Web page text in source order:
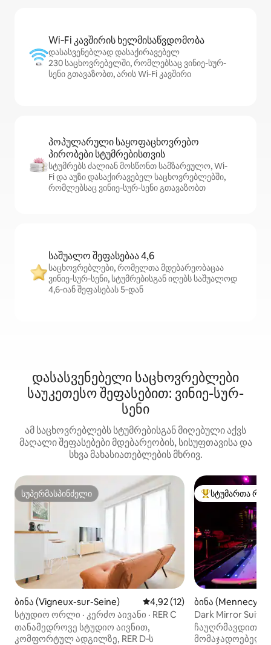
Wi‑Fi კავშირის ხელმისაწვდომობა
დასასვენებლად დასაქირავებელ
230 საცხოვრებელში, რომლებსაც ვინიე-სურ-
სენი გთავაზობთ, არის Wi‑Fi კავშირი
პოპულარული საყოფაცხოვრებო
პირობები სტუმრებისთვის
სტუმრებს ძალიან მოსწონთ სამზარეულო, Wi-
Fi და აუზი დასაქირავებელ საცხოვრებლებში,
რომლებსაც ვინიე-სურ-სენი გთავაზობთ
საშუალო შეფასებაა 4,6
საცხოვრებლები, რომელთა მდებარეობაცაა
ვინიე-სურ-სენი, სტუმრებისგან იღებს საშუალოდ
4,6‑იან შეფასებას 5‑დან
დასასვენებელი საცხოვრებლები
საუკეთესო შეფასებით: ვინიე-სურ-
სენი
ამ საცხოვრებლებს სტუმრებისგან მიღებული აქვს
მაღალი შეფასებები მდებარეობის, სისუფთავისა და
სხვა მახასიათებლების მხრივ.
სუპერმასპინძელი
სუპერმასპინძელი
ბინა (Vigneux-sur-Seine) საშუალო შეფასებაა 5‑დან
4,92 (12)
სტუდიო ორლი · კერძო აივანი · RER C
თანამედროვე სტუდიო აივნით,
კომფორტულ ადგილზე, RER D‑ს
სტუმართა
სტუმართა
ბინა (Mennecy)
Dark Mirror Suite
და პირადი სპა
ჩაუღრმავდით
მომაჯადოებელ